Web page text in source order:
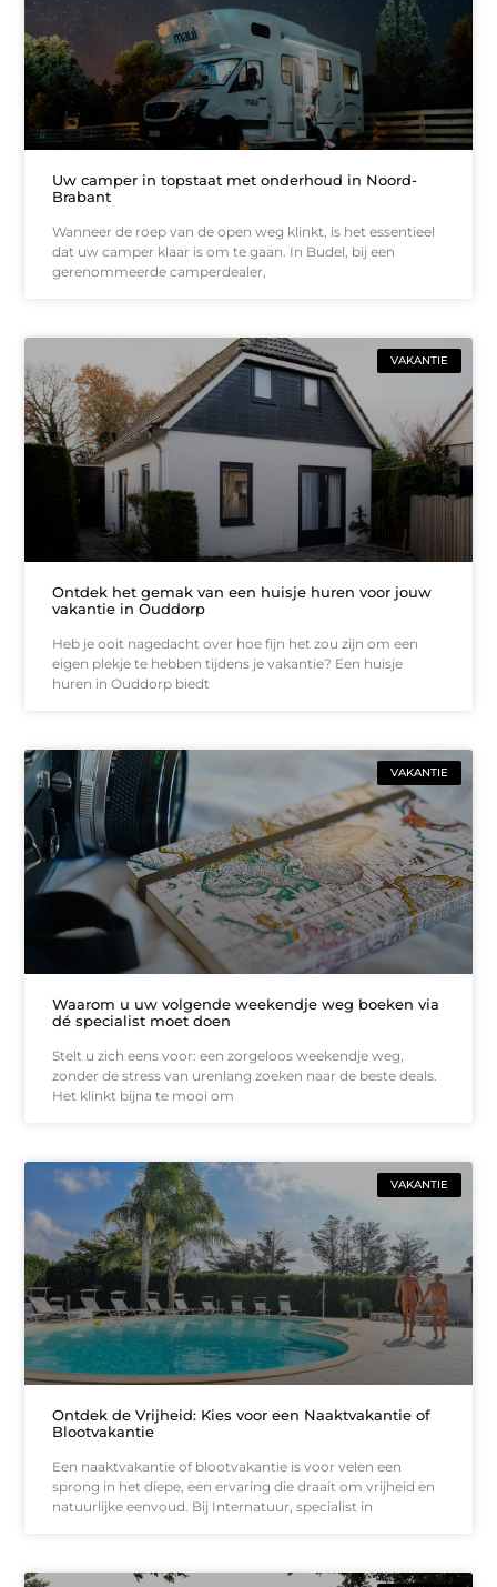
Uw camper in topstaat met onderhoud in Noord-
Brabant
Wanneer de roep van de open weg klinkt, is het essentieel
dat uw camper klaar is om te gaan. In Budel, bij een
gerenommeerde camperdealer,
VAKANTIE
Ontdek het gemak van een huisje huren voor jouw
vakantie in Ouddorp
Heb je ooit nagedacht over hoe fijn het zou zijn om een
eigen plekje te hebben tijdens je vakantie? Een huisje
huren in Ouddorp biedt
VAKANTIE
Waarom u uw volgende weekendje weg boeken via
dé specialist moet doen
Stelt u zich eens voor: een zorgeloos weekendje weg,
zonder de stress van urenlang zoeken naar de beste deals.
Het klinkt bijna te mooi om
VAKANTIE
Ontdek de Vrijheid: Kies voor een Naaktvakantie of
Blootvakantie
Een naaktvakantie of blootvakantie is voor velen een
sprong in het diepe, een ervaring die draait om vrijheid en
natuurlijke eenvoud. Bij Internatuur, specialist in